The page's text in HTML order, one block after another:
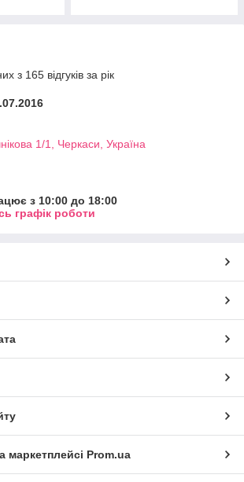
з 165 відгуків за рік
1/1, Черкаси, Україна
з 10:00 до 18:00
графік роботи
маркетплейсі Prom.ua